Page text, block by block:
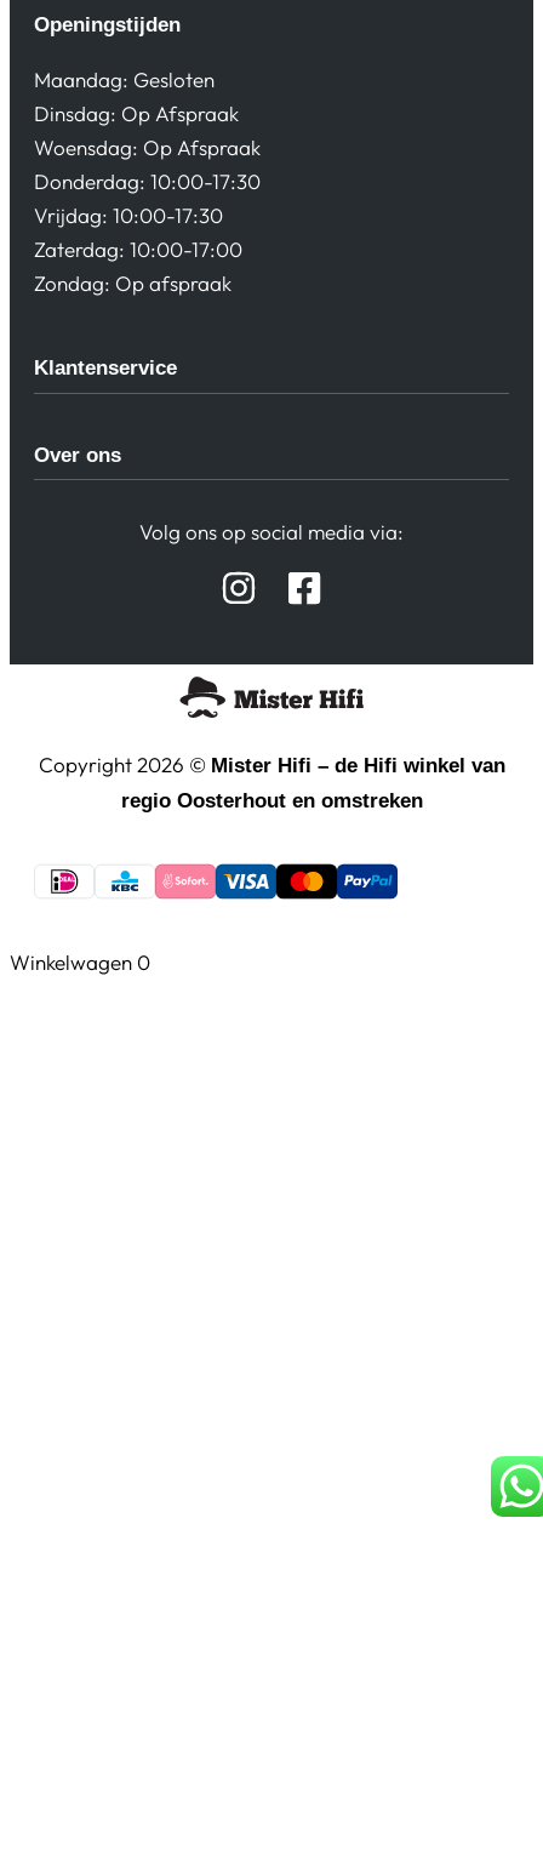
Openingstijden
Maandag: Gesloten
Dinsdag: Op Afspraak
Woensdag: Op Afspraak
Donderdag: 10:00-17:30
Vrijdag: 10:00-17:30
Zaterdag: 10:00-17:00
Zondag: Op afspraak
Klantenservice
Privacy beleid
Afspraak Demoruimte
Over ons
Hifi winkel Raamsdonksveer
Volg ons op social media via:
Copyright 2026 © Mister Hifi – de Hifi winkel van
regio Oosterhout en omstreken
Winkelwagen 0